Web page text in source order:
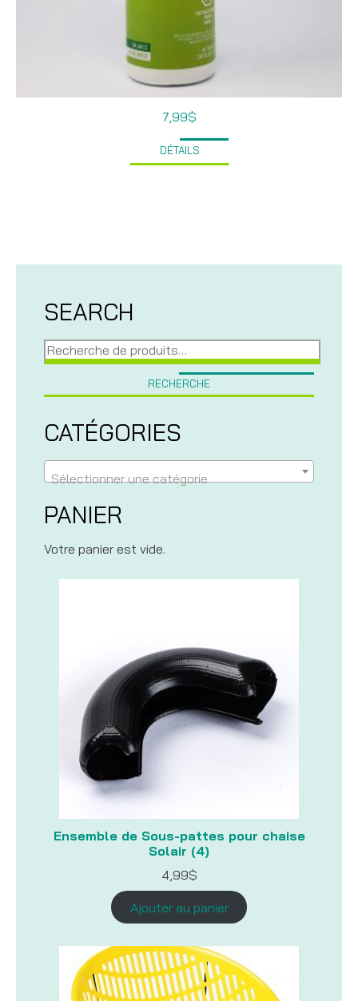
7,99$
DÉTAILS
SEARCH
Recherche
pour :
RECHERCHE
CATÉGORIES
Sélectionner une catégorie
PANIER
Votre panier est vide.
Ensemble de Sous-pattes pour chaise
Solair (4)
4,99$
Ajouter au panier